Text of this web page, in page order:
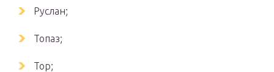
Руслан;
Топаз;
Тор;